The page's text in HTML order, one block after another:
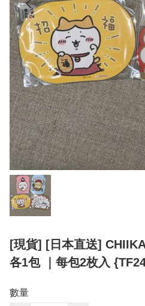
[現貨] [日本直送]
各1包 ｜每包2枚入
數量